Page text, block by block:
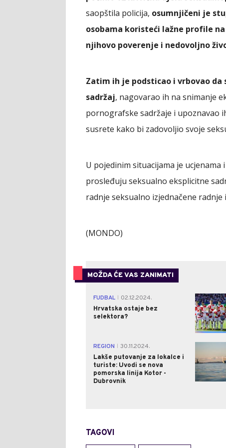
saopštila policija, osumnjičeni je
osobama koristeći lažne profile
njihovo poverenje i nedovoljno
Zatim ih je podsticao i vrbovao
sadržaj, nagovarao ih na snimanje
pornografske sadržaje i upoznavao
susrete kako bi zadovoljio svoje
U pojedinim situacijama je
prosleđuju seksualno eksplicitne
radnje seksualno izjednačene
(MONDO)
MOŽDA ĆE VAS ZANIMATI
FUDBAL
02.12.2024.
Hrvatska ostaje bez
selektora?
REGION
30.11.2024.
Lakše putovanje za lokalce i
turiste: Uvodi se nova
pomorska linija Kotor -
Dubrovnik
TAGOVI